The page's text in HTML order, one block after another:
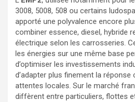
3008, 5008, 508 ou certains
apporté une polyvalence encore
combiner essence, diesel, hybride
électrique selon les carrosseries.
les énergies sur une même base
d’optimiser les investissements
d’adapter plus finement la réponse
attentes locales. Sur le marché
diffèrent entre particuliers, flottes